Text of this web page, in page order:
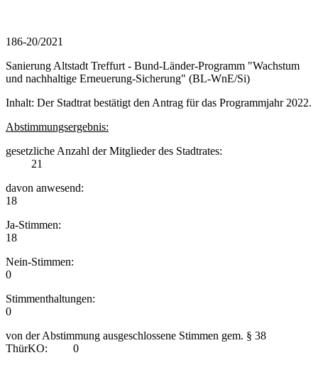
186-20/2021
Sanierung Altstadt Treffurt - Bund-Länder-Programm "Wachstum
und nachhaltige Erneuerung-Sicherung" (BL-WnE/Si)
Inhalt: Der Stadtrat bestätigt den Antrag für das Programmjahr 2022.
Abstimmungsergebnis:
gesetzliche Anzahl der Mitglieder des Stadtrates:
21
davon anwesend:
18
Ja-Stimmen:
18
Nein-Stimmen:
0
Stimmenthaltungen:
0
von der Abstimmung ausgeschlossene Stimmen gem. § 38
ThürKO: 0